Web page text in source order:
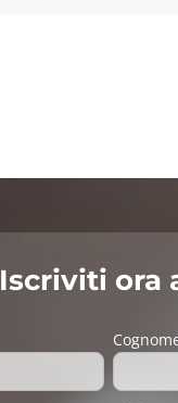
Iscriviti ora